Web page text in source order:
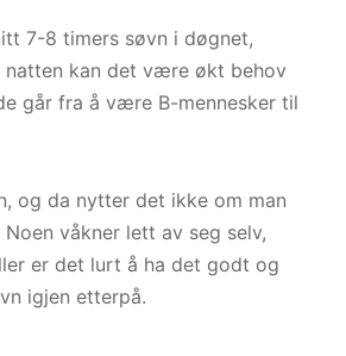
7-8 timers søvn i døgnet,
natten kan det være økt behov
går fra å være B-mennesker til
og da nytter det ikke om man
våkner lett av seg selv,
er det lurt å ha det godt og
igjen etterpå.